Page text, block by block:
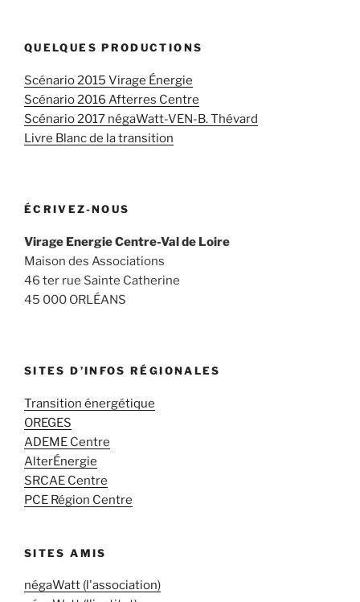
QUELQUES PRODUCTIONS
Scénario 2015 Virage Énergie
Scénario 2016 Afterres Centre
Scénario 2017 négaWatt-VEN-B. Thévard
Livre Blanc de la transition
ÉCRIVEZ-NOUS
Virage Energie Centre-Val de Loire
Maison des Associations
46 ter rue Sainte Catherine
45 000 ORLÉANS
SITES D’INFOS RÉGIONALES
Transition énergétique
OREGES
ADEME Centre
AlterÉnergie
SRCAE Centre
PCE Région Centre
SITES AMIS
négaWatt (l'association)